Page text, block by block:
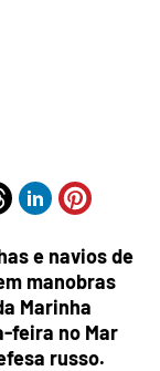
e navios de
manobras
Marinha
feira no Mar
russo.